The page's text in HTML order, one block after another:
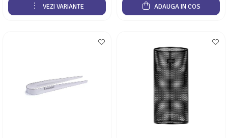
VEZI VARIANTE ADAUGA IN COS